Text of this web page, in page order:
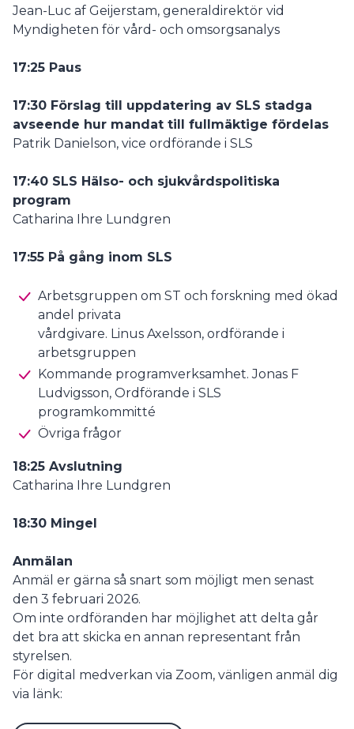
Jean-Luc af Geijerstam, generaldirektör vid
Myndigheten för vård- och omsorgsanalys
17:25 Paus
17:30 Förslag till uppdatering av SLS stadga
avseende hur mandat till fullmäktige fördelas
Patrik Danielson, vice ordförande i SLS
17:40 SLS Hälso- och sjukvårdspolitiska
program
Catharina Ihre Lundgren
17:55 På gång inom SLS
Arbetsgruppen om ST och forskning med ökad
andel privata
vårdgivare. Linus Axelsson, ordförande i
arbetsgruppen
Kommande programverksamhet. Jonas F
Ludvigsson, Ordförande i SLS
programkommitté
Övriga frågor
18:25 Avslutning
Catharina Ihre Lundgren
18:30 Mingel
Anmälan
Anmäl er gärna så snart som möjligt men senast
den 3 februari 2026.
Om inte ordföranden har möjlighet att delta går
det bra att skicka en annan representant från
styrelsen.
För digital medverkan via Zoom, vänligen anmäl dig
via länk: